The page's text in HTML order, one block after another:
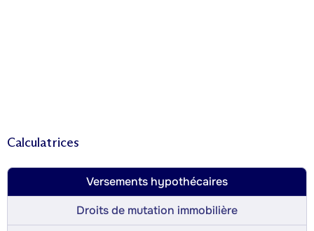
Calculatrices
Versements hypothécaires
Droits de mutation immobilière